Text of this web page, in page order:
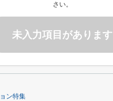
さい。
未入力項目があります
ン特集